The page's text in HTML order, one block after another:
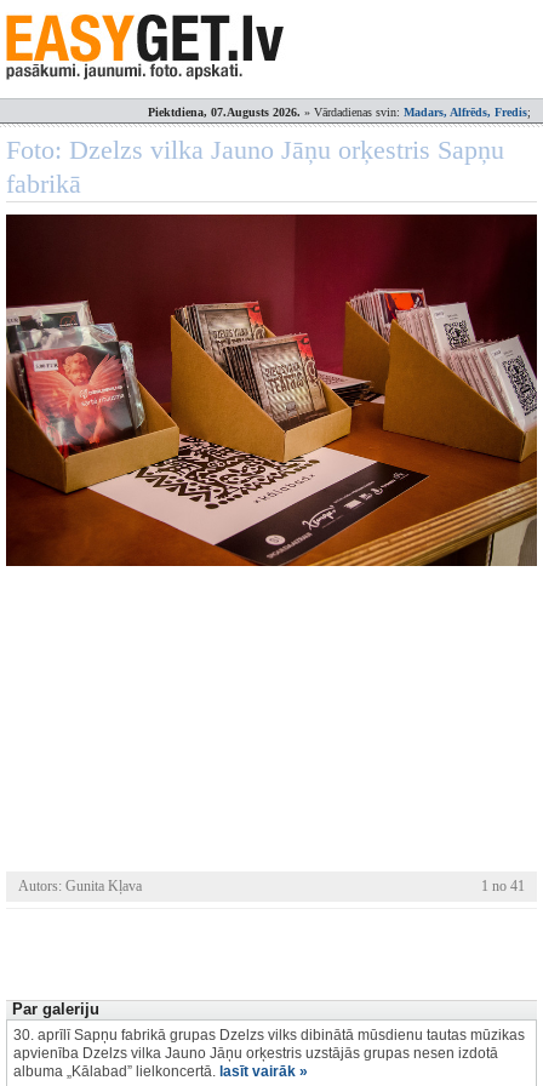
Piektdiena, 07.Augusts 2026. » Vārdadienas svin: Madars, Alfrēds, Fredis;
Foto: Dzelzs vilka Jauno Jāņu orķestris Sapņu
fabrikā
Autors: Gunita Kļava 1 no 41
Par galeriju
30. aprīlī Sapņu fabrikā grupas Dzelzs vilks dibinātā mūsdienu tautas mūzikas
apvienība Dzelzs vilka Jauno Jāņu orķestris uzstājās grupas nesen izdotā
albuma „Kālabad” lielkoncertā. lasīt vairāk »